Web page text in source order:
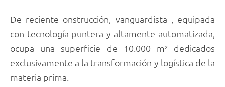
De reciente onstrucción, vanguardista , equipada
con tecnología puntera y altamente automatizada,
ocupa una superficie de 10.000 m² dedicados
exclusivamente a la transformación y logística de la
materia prima.